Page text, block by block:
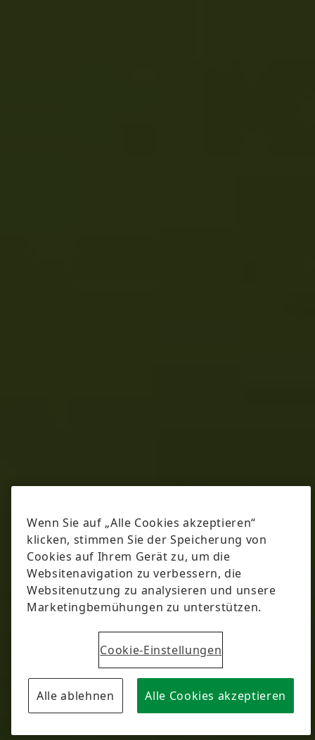
Wenn Sie auf „Alle Cookies akzeptieren“
klicken, stimmen Sie der Speicherung von
Cookies auf Ihrem Gerät zu, um die
Websitenavigation zu verbessern, die
Websitenutzung zu analysieren und unsere
Marketingbemühungen zu unterstützen.
Cookie-Einstellungen
Alle ablehnen Alle Cookies akzeptieren